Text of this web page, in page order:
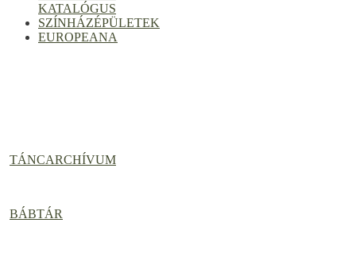
KATALÓGUS
SZÍNHÁZÉPÜLETEK
EUROPEANA
TÁNCARCHÍVUM
BÁBTÁR